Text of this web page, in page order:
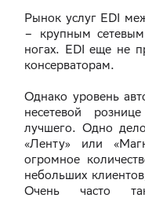
Рынок услуг EDI
– крупным
ногах. EDI еще не
консерваторам.
Однако уровень
несетевой
лучшего. Одно
«Ленту» или
огромное
небольших
Очень часто